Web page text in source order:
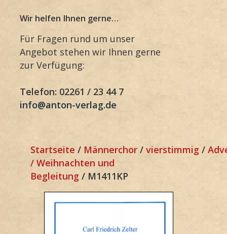
Wir helfen Ihnen gerne…
Für Fragen rund um unser
Angebot stehen wir Ihnen gerne
zur Verfügung:
Telefon: 02261 / 23 44 7
info@anton-verlag.de
Startseite / Männerchor / vierstimmig /
/ Weihnachten und
Begleitung / M1411KP